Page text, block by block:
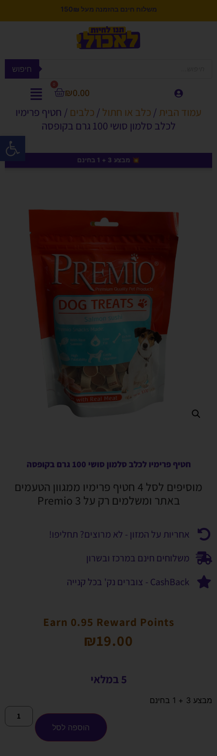
פתח
משלוח חינם בהזמנה מעל 150₪
חיפוש
₪0.00
0
עמוד הבית / כלב או חתול / כלבים / חטיף פרימיו
לכלב סלמון סושי 100 גרם בקופסה
חטיף פרימיו לכלב סלמון סושי 100 גרם בקופסה
מוסיפים לסל 4 חטיף פרימיו ממגוון הטעמים
באתר ומשלמים רק על 3 Premio
אחריות על המזון - לא מרוצים? תחליפו!
משלוחים חינם במרכז ובשרון
CashBack - צוברים נק' בכל קנייה
Earn 0.95 Reward Points
₪19.00
5 במלאי
מבצע 3 + 1 בחינם
הוספה לסל
💥 מבצע 3 + 1 בחינם